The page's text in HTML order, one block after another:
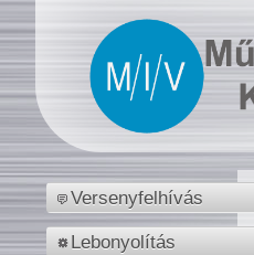
Versenyfelhívás
Lebonyolítás